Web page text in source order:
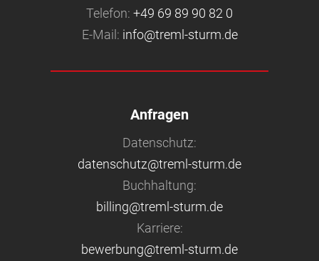
Telefon: +49 69 89 90 82 0
E-Mail: info@treml-sturm.de
Anfragen
Datenschutz:
datenschutz@treml-sturm.de
Buchhaltung:
billing@treml-sturm.de
Karriere:
bewerbung@treml-sturm.de